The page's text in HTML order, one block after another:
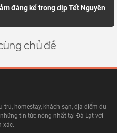
đáng kể trong dịp Tết Nguyên
chủ đề
trú, homestay, khách sạn, địa điểm du
tin tức nóng nhất tại Đà Lạt với
xác.